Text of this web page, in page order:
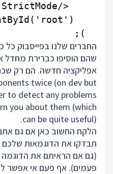
  );
החברים שלנו בפייסבוק כל
אפליקציה חדשה. הם רק
twice (on dev but
to detect any problems
you about them (which
can be quite useful).
הלקח החשוב כאן אם גם
תבדקו את הדוגמאות שלכם
(גם אם הראיתם את
פעמים). אף פעם אי אפשר